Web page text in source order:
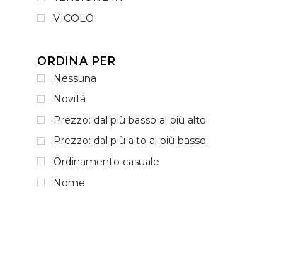
VICOLO
ORDINA PER
Nessuna
Novità
Prezzo: dal più basso al più alto
Prezzo: dal più alto al più basso
Ordinamento casuale
Nome